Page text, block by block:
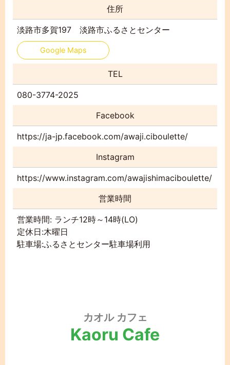
住所
淡路市多賀197 淡路市ふるさとセンター
Google Maps
TEL
080-3774-2025
Facebook
https://ja-jp.facebook.com/awaji.ciboulette/
Instagram
https://www.instagram.com/awajishimaciboulette/
営業時間
営業時間: ランチ12時～14時(LO)
定休日:木曜日
駐車場:ふるさとセンター駐車場利用
カオル カフェ
Kaoru Cafe